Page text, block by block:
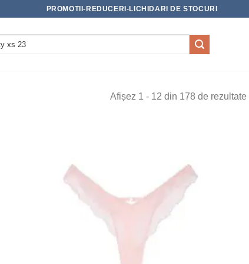
PROMOTII-REDUCERI-LICHIDARI DE STOCURI
Afișez 1 - 12 din 178 de rezultate